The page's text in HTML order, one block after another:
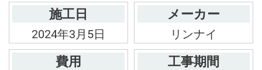
施工日
2024年3月5日
メーカー
リンナイ
費用 工事期間